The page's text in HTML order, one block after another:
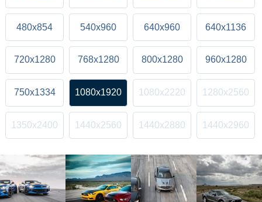
480x854 540x960 640x960 640x1136
720x1280 768x1280 800x1280 960x1280
750x1334 1080x1920 1080x2220 1280x2560
1350x2400 1440x2560 1440x2880 1440x2960